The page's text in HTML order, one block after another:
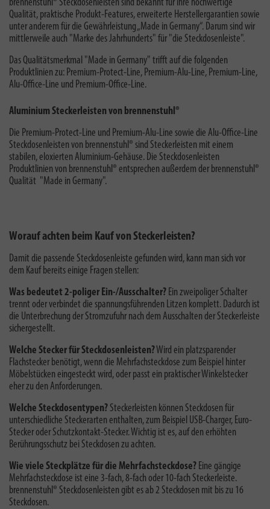
brennenstuhl® Steckdosenleisten sind bekannt für ihre hochwertige
Qualität, praktische Produkt-Features, erweiterte Herstellergarantien sowie
unter anderem für die Gewährleistung „Made in Germany“. Darum sind wir
mittlerweile auch "Marke des Jahrhunderts" für "die Steckdosenleiste".
Das Qualitätsmerkmal "Made in Germany" trifft auf die folgenden
Produktlinien zu: Premium-Protect-Line, Premium-Alu-Line, Premium-Line,
Alu-Office-Line und Premium-Office-Line.
Aluminium Steckerleisten von brennenstuhl®
Die Premium-Protect-Line und Premium-Alu-Line sowie die Alu-Office-Line
Steckdosenleisten von brennenstuhl® sind Steckerleisten mit einem
stabilen, eloxierten Aluminium-Gehäuse. Die Steckdosenleisten
Produktlinien von brennenstuhl® entsprechen außerdem der brennenstuhl®
Qualität "Made in Germany".
Worauf achten beim Kauf von Steckerleisten?
Damit die passende Steckdosenleiste gefunden wird, kann man sich vor
dem Kauf bereits einige Fragen stellen:
Was bedeutet 2-poliger Ein-/Ausschalter? Ein zweipoliger Schalter
trennt oder verbindet die spannungsführenden Litzen komplett. Dadurch ist
die Unterbrechung der Stromzufuhr nach dem Ausschalten der Steckerleiste
sichergestellt.
Welche Stecker für Steckdosenleisten?Wird ein platzsparender
Flachstecker benötigt, wenn die Mehrfachsteckdose zum Beispiel hinter
Möbelstücken eingesteckt wird, oder passt ein praktischer Winkelstecker
eher zu den Anforderungen.
Welche Steckdosentypen? Steckerleisten können Steckdosen für
unterschiedliche Steckerarten enthalten, zum Beispiel USB-Charger, Euro-
Stecker oder Schutzkontakt-Stecker. Wichtig ist es, auf den erhöhten
Berührungsschutz bei Steckdosen zu achten.
Wie viele Steckplätze für die Mehrfachsteckdose? Eine gängige
Mehrfachsteckdose ist eine 3-fach, 8-fach oder 10-fach Steckerleiste.
brennenstuhl® Steckdosenleisten gibt es ab 2 Steckdosen mit bis zu 16
Steckdosen.